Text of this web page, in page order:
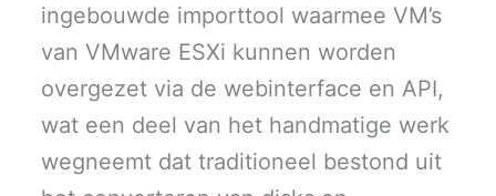
ingebouwde importtool waarmee VM’s
van VMware ESXi kunnen worden
overgezet via de webinterface en API,
wat een deel van het handmatige werk
wegneemt dat traditioneel bestond uit